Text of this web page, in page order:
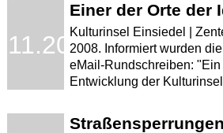
Einer der Orte der
Kulturinsel Einsiedel |
2008. Informiert wurden
eMail-Rundschreiben:
Entwicklung der